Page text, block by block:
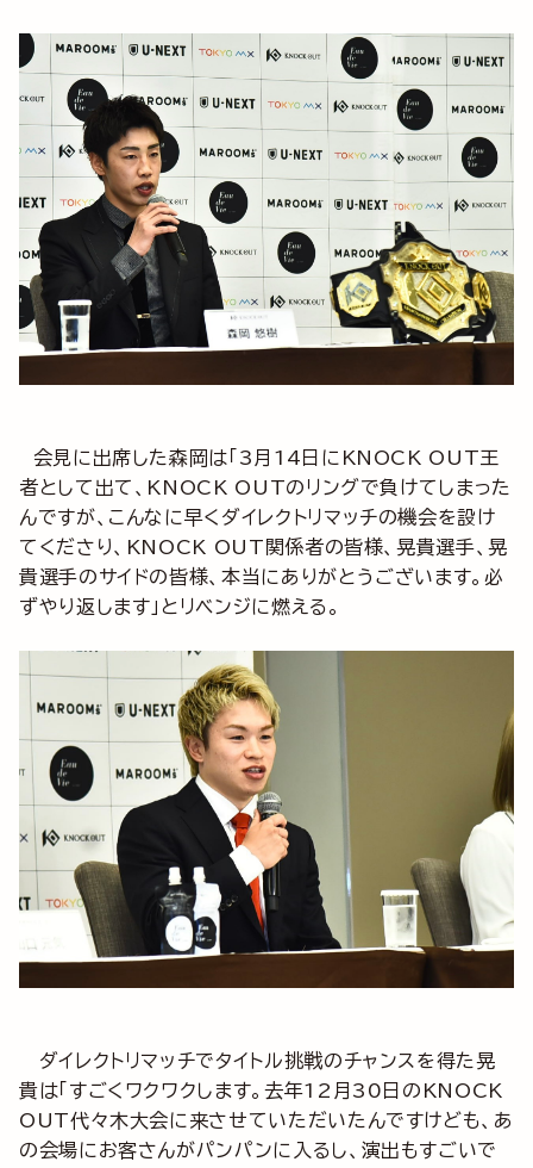
会見に出席した森岡は「3月14日にKNOCK OUT王
者として出て、KNOCK OUTのリングで負けてしまった
んですが、こんなに早くダイレクトリマッチの機会を設け
てくださり、KNOCK OUT関係者の皆様、晃貴選手、晃
貴選手のサイドの皆様、本当にありがとうございます。必
ずやり返します」とリベンジに燃える。
ダイレクトリマッチでタイトル挑戦のチャンスを得た晃
貴は「すごくワクワクします。去年12月30日のKNOCK
OUT代々木大会に来させていただいたんですけども、あ
の会場にお客さんがパンパンに入るし、演出もすごいで